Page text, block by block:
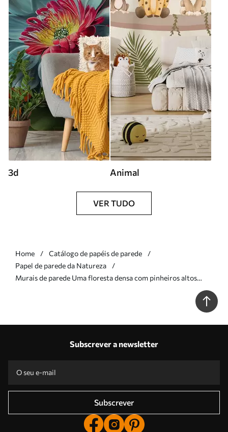
3d Animal
VER TUDO
Home
Catálogo de papéis de parede
Papel de parede da Natureza
Murais de parede Uma floresta densa com pinheiros altos
envolta num nevoeiro leve, uma obra de arte paisagística com
Subscrever a newsletter
Subscrever